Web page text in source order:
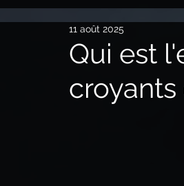
Discipulat chrétien
Guerre spirituelle,
Qui est
croyants
11 août 2025